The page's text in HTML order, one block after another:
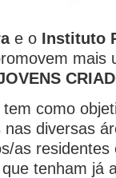
e o Instituto
mais
como
diversas
as residentes
tenham já